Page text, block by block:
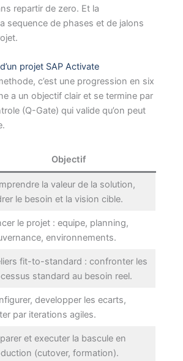
repartir de zero. Et la
sequence de phases et de jalons
projet SAP Activate
c’est une progression en six
a un objectif clair et se termine par
(Q-Gate) qui valide qu’on peut
Objectif
la valeur de la solution,
le besoin et la vision cible.
le projet : equipe, planning,
environnements.
fit-to-standard : confronter les
standard au besoin reel.
developper les ecarts,
par iterations agiles.
et executer la bascule en
(cutover, formation).